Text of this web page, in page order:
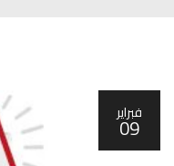
فبراير
09